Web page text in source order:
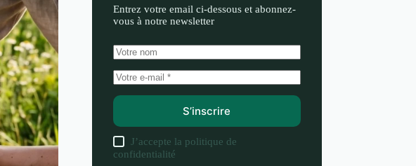
Entrez votre email ci-dessous et abonnez-
vous à notre newsletter
S’inscrire
J’accepte la politique de
confidentialité